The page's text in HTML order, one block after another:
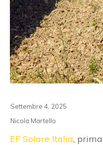
Settembre 4, 2025
Nicola Martello
EF Solare Italia,